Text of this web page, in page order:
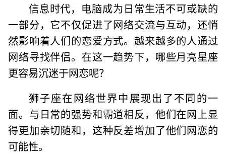
信息时代，电脑成为日常生活不可或缺的
一部分，它不仅促进了网络交流与互动，还悄
然影响着人们的恋爱方式。越来越多的人通过
网络寻找伴侣。在这一趋势下，哪些月亮星座
更容易沉迷于网恋呢？
狮子座在网络世界中展现出了不同的一
面。与日常的强势和霸道相反，他们在网上显
得更加亲切随和，这种反差增加了他们网恋的
可能性。